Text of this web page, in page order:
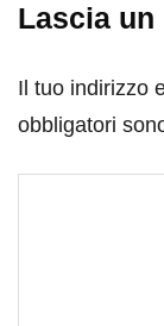
Lascia un
Il tuo indirizzo
obbligatori